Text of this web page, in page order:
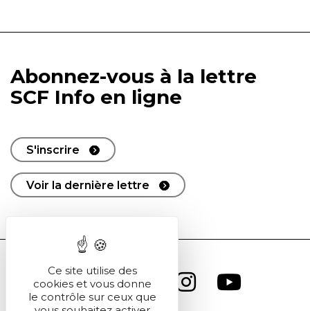
Abonnez-vous à la lettre
SCF Info en ligne
S'inscrire
Voir la dernière lettre
Ce site utilise des
cookies et vous donne
le contrôle sur ceux que